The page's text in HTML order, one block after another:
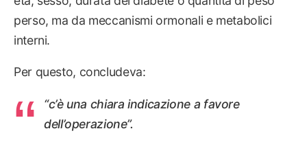
perso, ma da meccanismi ormonali e metabolici
interni.
Per questo, concludeva:
“c’è una chiara indicazione a favore
dell’operazione”.